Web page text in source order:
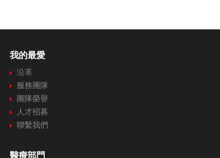
我的最愛
沿革
服務團隊
團隊榮譽
人才招募
聯繫我們
醫療部門